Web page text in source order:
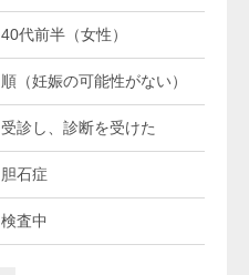
40代前半（女性）
順（妊娠の可能性がない）
受診し、診断を受けた
胆石症
検査中